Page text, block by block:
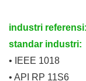
industri referensi:
standar industri:
• IEEE 1018
• API RP 11S6